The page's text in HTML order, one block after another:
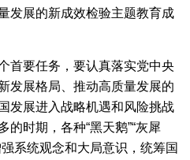
发展的新成效检验主题教育成
要任务，要认真落实党中央
发展格局、推动高质量发展的
发展进入战略机遇和风险挑战
时期，各种“黑天鹅”“灰犀
系统观念和大局意识，统筹国